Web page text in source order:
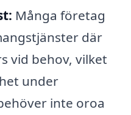
Många företag
där
vid behov, vilket
under
inte oroa